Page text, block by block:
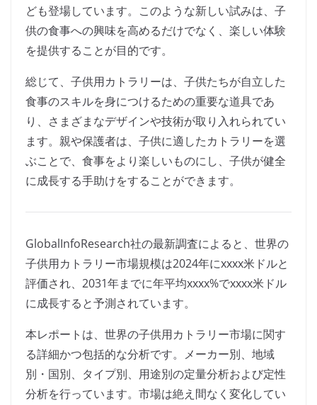
ども登場しています。このような新しい試みは、子
供の食事への興味を高めるだけでなく、楽しい体験
を提供することが目的です。
総じて、子供用カトラリーは、子供たちが自立した
食事のスキルを身につけるための重要な道具であ
り、さまざまなデザインや技術が取り入れられてい
ます。親や保護者は、子供に適したカトラリーを選
ぶことで、食事をより楽しいものにし、子供が健全
に成長する手助けをすることができます。
GlobalInfoResearch社の最新調査によると、世界の
子供用カトラリー市場規模は2024年にxxxx米ドルと
評価され、2031年までに年平均xxxx%でxxxx米ドル
に成長すると予測されています。
本レポートは、世界の子供用カトラリー市場に関す
る詳細かつ包括的な分析です。メーカー別、地域
別・国別、タイプ別、用途別の定量分析および定性
分析を行っています。市場は絶え間なく変化してい